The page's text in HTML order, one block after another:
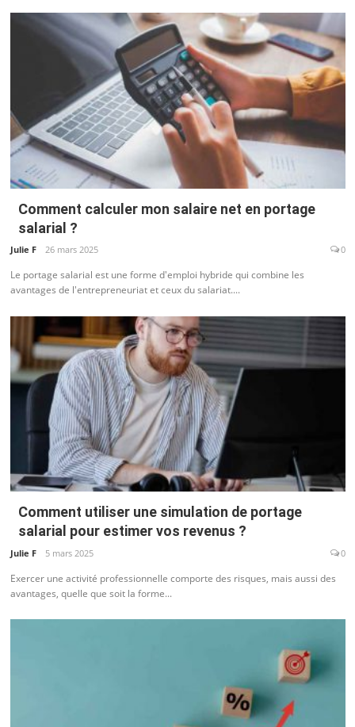
Comment calculer mon salaire net en portage
salarial ?
Julie F 26 mars 2025 0
Le portage salarial est une forme d'emploi hybride qui combine les
avantages de l'entrepreneuriat et ceux du salariat....
Comment utiliser une simulation de portage
salarial pour estimer vos revenus ?
Julie F 5 mars 2025 0
Exercer une activité professionnelle comporte des risques, mais aussi des
avantages, quelle que soit la forme...